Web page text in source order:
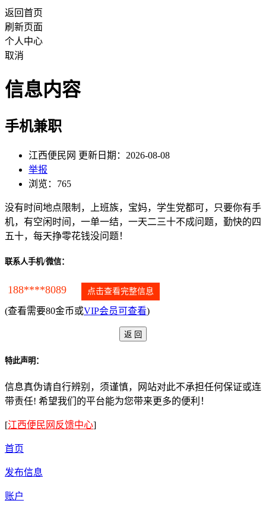
返回首页
刷新页面
个人中心
取消
信息内容
手机兼职
江西便民网 更新日期：2026-08-08
举报
浏览：765
没有时间地点限制，上班族，宝妈，学生党都可，只要你有手
机，有空闲时间，一单一结，一天二三十不成问题，勤快的四
五十，每天挣零花钱没问题！
联系人手机/微信：
188****8089 点击查看完整信息
(查看需要80金币或VIP会员可查看)
特此声明：
信息真伪请自行辨别，须谨慎，网站对此不承担任何保证或连
带责任! 希望我们的平台能为您带来更多的便利！
[江西便民网反馈中心]
首页
发布信息
账户